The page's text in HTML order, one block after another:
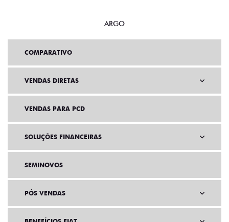
ARGO
COMPARATIVO
VENDAS DIRETAS
VENDAS PARA PCD
SOLUÇÕES FINANCEIRAS
SEMINOVOS
PÓS VENDAS